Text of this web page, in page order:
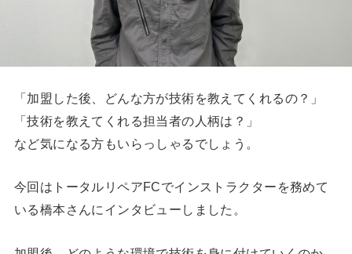
「加盟した後、どんな方が技術を教えてくれるの？」
「技術を教えてくれる担当者の人柄は？」
など気になる方もいらっしゃるでしょう。
今回はトータルリペアFCでインストラクターを務めて
いる橋本さんにインタビューしました。